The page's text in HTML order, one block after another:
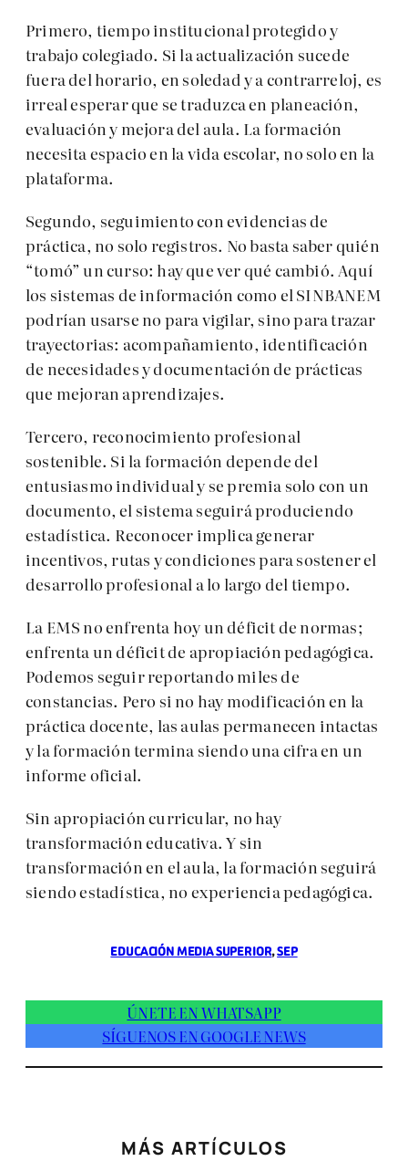
Primero, tiempo institucional protegido y
trabajo colegiado. Si la actualización sucede
fuera del horario, en soledad y a contrarreloj, es
irreal esperar que se traduzca en planeación,
evaluación y mejora del aula. La formación
necesita espacio en la vida escolar, no solo en la
plataforma.
Segundo, seguimiento con evidencias de
práctica, no solo registros. No basta saber quién
“tomó” un curso: hay que ver qué cambió. Aquí
los sistemas de información como el SINBANEM
podrían usarse no para vigilar, sino para trazar
trayectorias: acompañamiento, identificación
de necesidades y documentación de prácticas
que mejoran aprendizajes.
Tercero, reconocimiento profesional
sostenible. Si la formación depende del
entusiasmo individual y se premia solo con un
documento, el sistema seguirá produciendo
estadística. Reconocer implica generar
incentivos, rutas y condiciones para sostener el
desarrollo profesional a lo largo del tiempo.
La EMS no enfrenta hoy un déficit de normas;
enfrenta un déficit de apropiación pedagógica.
Podemos seguir reportando miles de
constancias. Pero si no hay modificación en la
práctica docente, las aulas permanecen intactas
y la formación termina siendo una cifra en un
informe oficial.
Sin apropiación curricular, no hay
transformación educativa. Y sin
transformación en el aula, la formación seguirá
siendo estadística, no experiencia pedagógica.
EDUCACIÓN MEDIA SUPERIOR, SEP
ÚNETE EN WHATSAPP
SÍGUENOS EN GOOGLE NEWS
MÁS ARTÍCULOS